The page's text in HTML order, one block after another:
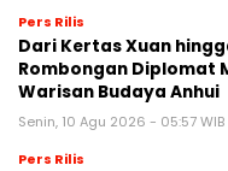
Pers Rilis
Dari Kertas Xuan
Rombongan Diplomat
Warisan Budaya Anhui
Senin, 10 Agu 2026 - 05:57 WIB
Pers Rilis